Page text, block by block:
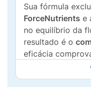
Sua fórmula
ForceNutrients e
no equilíbrio da
resultado é o
eficácia
Por ser2 em 1,